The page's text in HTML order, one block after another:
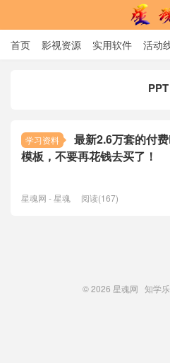
首页 影视资源 实用软件 活动
PPT
学习资料
最新2.6万套的付
模板，不要再花钱去买了！
星魂网 - 星魂 阅读(167)
© 2026 星魂网 知学